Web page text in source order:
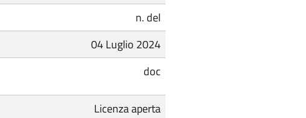
n. del
04 Luglio 2024
doc
Licenza aperta